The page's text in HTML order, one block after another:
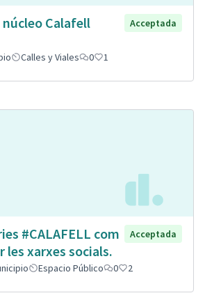
núcleo Calafell
Acceptada
Calles y Viales 0 1
#CALAFELL com
les xarxes socials.
Acceptada
Espacio Público 0 2